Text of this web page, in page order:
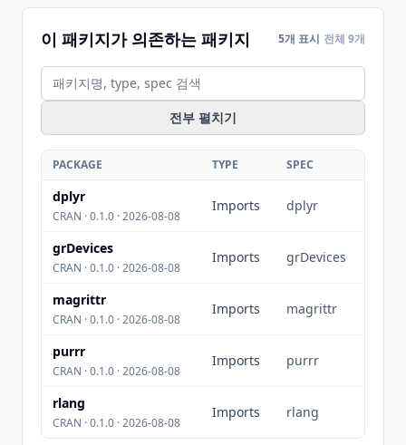
이 패키지가 의존하는 패키지 5개 표시 전체 9개
전부 펼치기
PACKAGE TYPE SPEC
dplyr
CRAN · 0.1.0 · 2026-08-08
Imports dplyr
grDevices
CRAN · 0.1.0 · 2026-08-08
Imports grDevices
magrittr
CRAN · 0.1.0 · 2026-08-08
Imports magrittr
purrr
CRAN · 0.1.0 · 2026-08-08
Imports purrr
rlang
CRAN · 0.1.0 · 2026-08-08
Imports rlang